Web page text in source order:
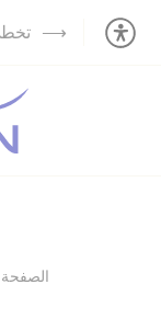
الصفحة